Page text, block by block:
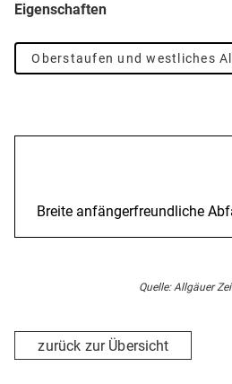
Eigenschaften
Oberstaufen und westliches
Breite anfängerfreundliche
Quelle: Allgäuer
zurück zur Übersicht